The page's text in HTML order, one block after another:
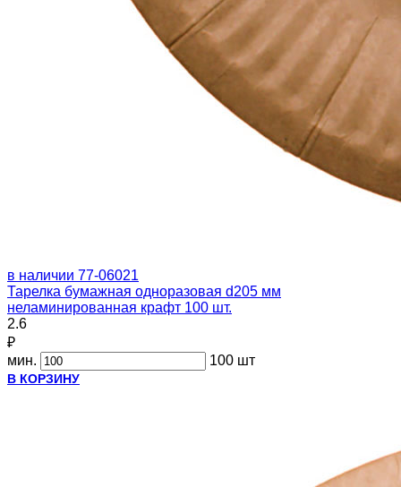
в наличии 77-06021
Тарелка бумажная одноразовая d205 мм
неламинированная крафт 100 шт.
2.6
₽
мин.
100 шт
В КОРЗИНУ